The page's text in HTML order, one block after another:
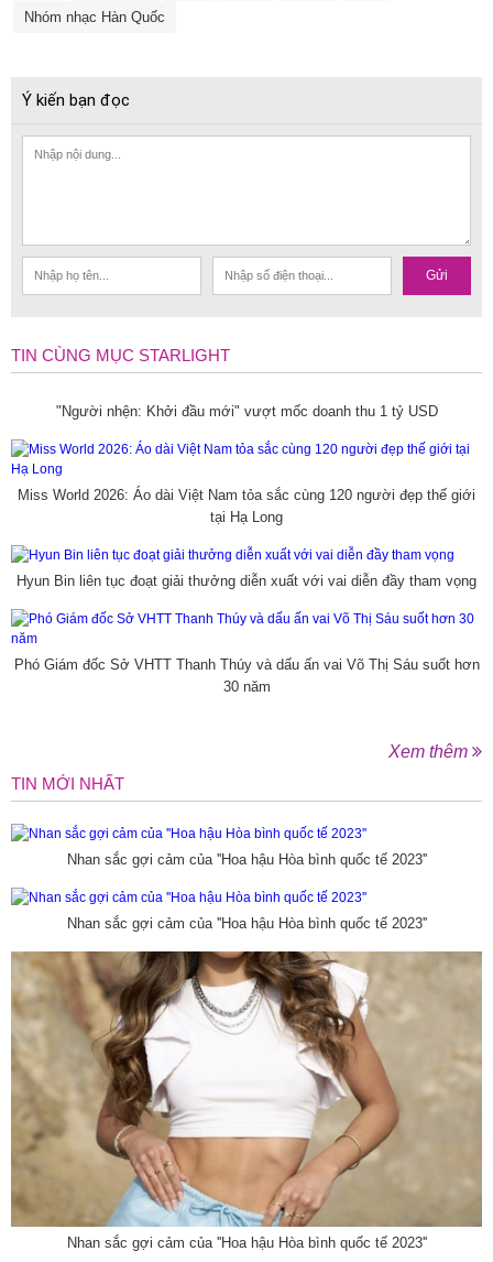
Nhóm nhạc Hàn Quốc
Ý kiến bạn đọc
Gửi
TIN CÙNG MỤC STARLIGHT
"Người nhện: Khởi đầu mới" vượt mốc doanh thu 1 tỷ USD
Miss World 2026: Áo dài Việt Nam tỏa sắc cùng 120 người đẹp thế giới
tại Hạ Long
Hyun Bin liên tục đoạt giải thưởng diễn xuất với vai diễn đầy tham vọng
Phó Giám đốc Sở VHTT Thanh Thúy và dấu ấn vai Võ Thị Sáu suốt hơn
30 năm
Xem thêm
TIN MỚI NHẤT
Nhan sắc gợi cảm của ''Hoa hậu Hòa bình quốc tế 2023''
Nhan sắc gợi cảm của ''Hoa hậu Hòa bình quốc tế 2023''
Nhan sắc gợi cảm của ''Hoa hậu Hòa bình quốc tế 2023''